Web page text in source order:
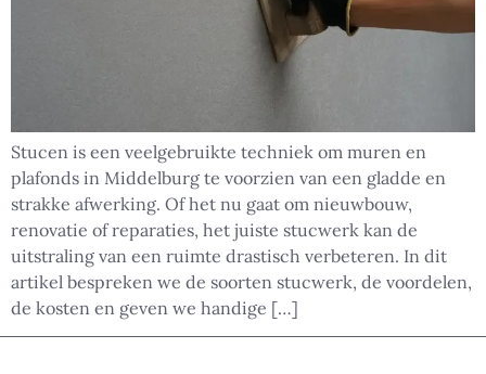
Stucen is een veelgebruikte techniek om muren en
plafonds in Middelburg te voorzien van een gladde en
strakke afwerking. Of het nu gaat om nieuwbouw,
renovatie of reparaties, het juiste stucwerk kan de
uitstraling van een ruimte drastisch verbeteren. In dit
artikel bespreken we de soorten stucwerk, de voordelen,
de kosten en geven we handige […]